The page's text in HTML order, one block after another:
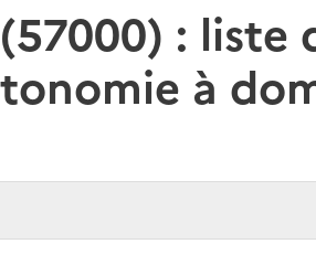
: liste
à